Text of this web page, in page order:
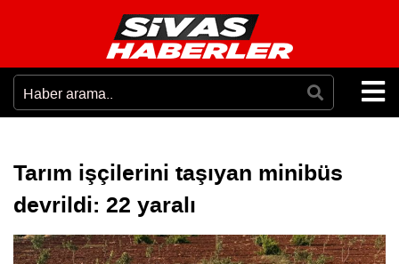
Tarım işçilerini taşıyan minibüs
devrildi: 22 yaralı